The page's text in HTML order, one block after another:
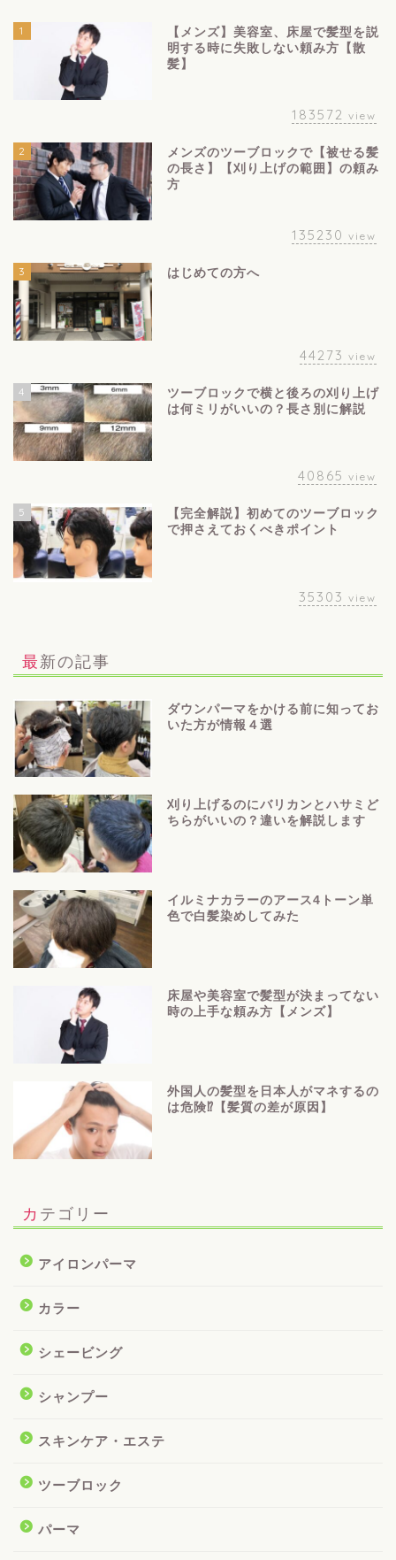
1
【メンズ】美容室、床屋で髪型を説
明する時に失敗しない頼み方【散
髪】
183572 view
2
メンズのツーブロックで【被せる髪
の長さ】【刈り上げの範囲】の頼み
方
135230 view
3 はじめての方へ
44273 view
4
ツーブロックで横と後ろの刈り上げ
は何ミリがいいの？長さ別に解説
40865 view
5
【完全解説】初めてのツーブロック
で押さえておくべきポイント
35303 view
最新の記事
ダウンパーマをかける前に知ってお
いた方が情報４選
刈り上げるのにバリカンとハサミど
ちらがいいの？違いを解説します
イルミナカラーのアース4トーン単
色で白髪染めしてみた
床屋や美容室で髪型が決まってない
時の上手な頼み方【メンズ】
外国人の髪型を日本人がマネするの
は危険⁉【髪質の差が原因】
カテゴリー
アイロンパーマ
カラー
シェービング
シャンプー
スキンケア・エステ
ツーブロック
パーマ